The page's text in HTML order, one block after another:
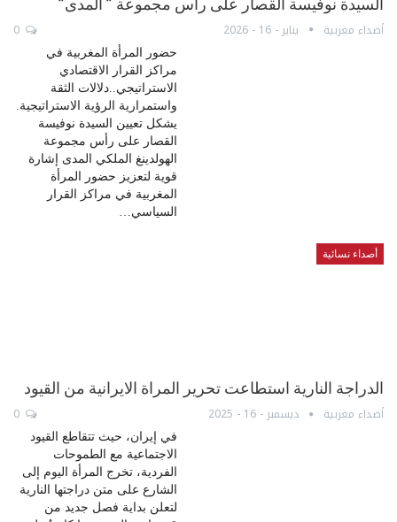
أصداء مغربية يناير - 16 - 2026
حضور المرأة المغربية في
مراكز القرار الاقتصادي
الاستراتيجي..دلالات الثقة
واستمرارية الرؤية الاستراتيجية.
يشكل تعيين السيدة نوفيسة
القصار على رأس مجموعة
الهولدينغ الملكي المدى إشارة
قوية لتعزيز حضور المرأة
المغربية في مراكز القرار
السياسي…
أصداء نسائية
الدراجة النارية استطاعت تحرير المراة الايرانية من القيود
أصداء مغربية ديسمبر - 16 - 2025
في إيران، حيث تتقاطع القيود
الاجتماعية مع الطموحات
الفردية، تخرج المرأة اليوم إلى
الشارع على متن دراجتها النارية
لتعلن بداية فصل جديد من